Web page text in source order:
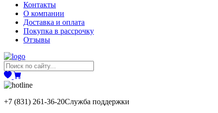
Контакты
О компании
Доставка и оплата
Покупка в рассрочку
Отзывы
+7 (831) 261-36-20Служба поддержки